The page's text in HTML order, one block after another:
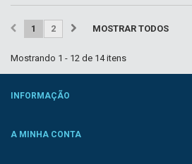
MOSTRAR TODOS
1 2
Mostrando 1 - 12 de 14 itens
INFORMAÇÃO
A MINHA CONTA